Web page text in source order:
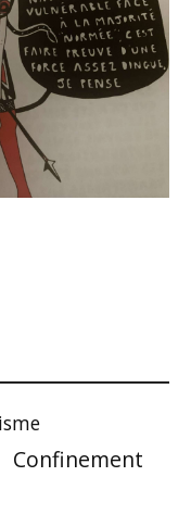
Confinement